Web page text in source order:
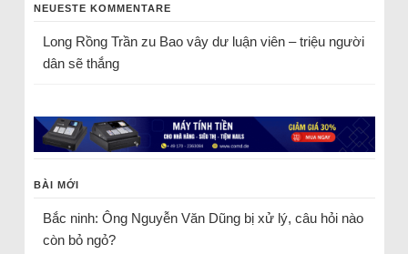
NEUESTE KOMMENTARE
Long Rồng Trầnzu Bao vây dư luận viên – triệu người
dân sẽ thắng
BÀI MỚI
Bắc ninh: Ông Nguyễn Văn Dũng bị xử lý, câu hỏi nào
còn bỏ ngỏ?